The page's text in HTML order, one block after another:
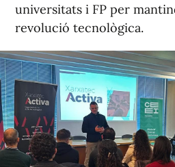
universitats i FP per
revolució tecnològica.